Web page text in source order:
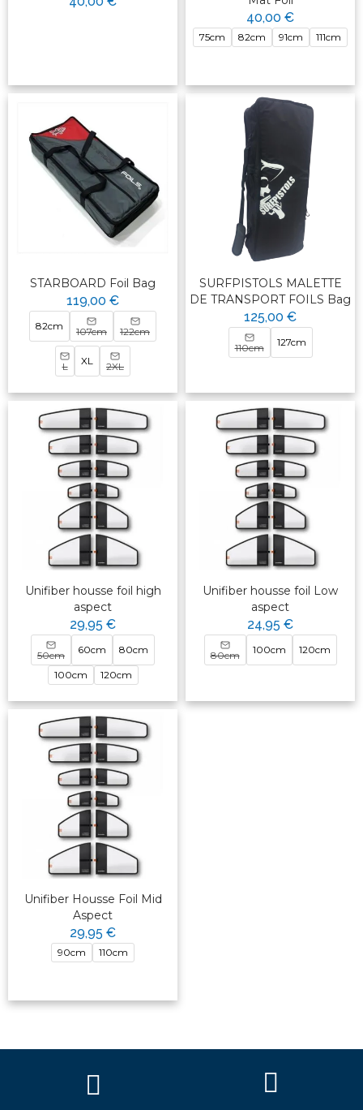
40,00 €
75cm 82cm 91cm 111cm
STARBOARD Foil Bag
119,00 €
82cm 107cm 122cm
L XL 2XL
SURFPISTOLS MALETTE
DE TRANSPORT FOILS Bag
125,00 €
110cm 127cm
Unifiber housse foil high
aspect
29,95 €
50cm 60cm 80cm
100cm 120cm
Unifiber housse foil Low
aspect
24,95 €
80cm 100cm 120cm
Unifiber Housse Foil Mid
Aspect
29,95 €
90cm 110cm